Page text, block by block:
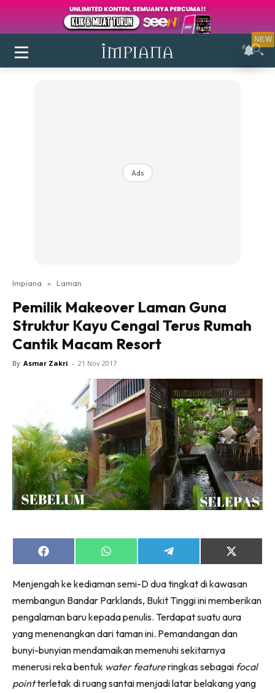
Login|Register
Ruang Makan
Ruang Tamu
Direktori
Interior Design
Landskap
Bilik Air
Bilik Tidur
Dapur
Ruang Makan
Make Over
Bilik Air
Ruang Makan
Menarik Lagi
Casa Impiana
Impiana Makeover
Makeover Ruang Selebriti
Ads
Impiana » Laman
Pemilik Makeover Laman Guna
Struktur Kayu Cengal Terus Rumah
Cantik Macam Resort
By Asmar Zakri - 21 Nov 2017
Share
on
Share
on
Share
on
Share
on
(Twitter)
Menjengah ke kediaman semi-D dua tingkat di kawasan
membangun Bandar Parklands, Bukit Tinggi ini memberikan
pengalaman baru kepada penulis. Terdapat suatu aura
yang menenangkan dari taman ini. Pemandangan dan
bunyi-bunyian mendamaikan memenuhi sekitarnya
menerusi reka bentuk water featureringkas sebagai focal
pointterletak di ruang santai menjadi latar belakang yang
NEW